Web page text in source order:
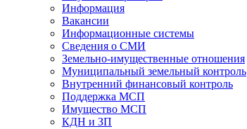
Информация
Вакансии
Информационные системы
Сведения о СМИ
Земельно-имущественные отношения
Муниципальный земельный контроль
Внутренний финансовый контроль
Поддержка МСП
Имущество МСП
КДН и ЗП